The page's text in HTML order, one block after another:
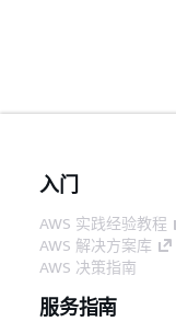
入门
AWS 实践经验教程
AWS 解决方案库
AWS 决策指南
服务指南